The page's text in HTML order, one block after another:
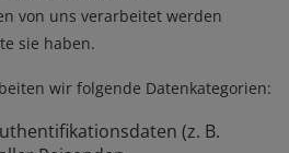
von uns verarbeitet werden
sie haben.
wir folgende Datenkategorien:
(z. B.